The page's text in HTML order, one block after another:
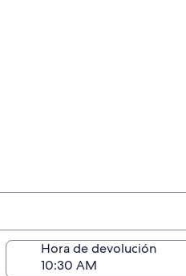
Hora de devolución